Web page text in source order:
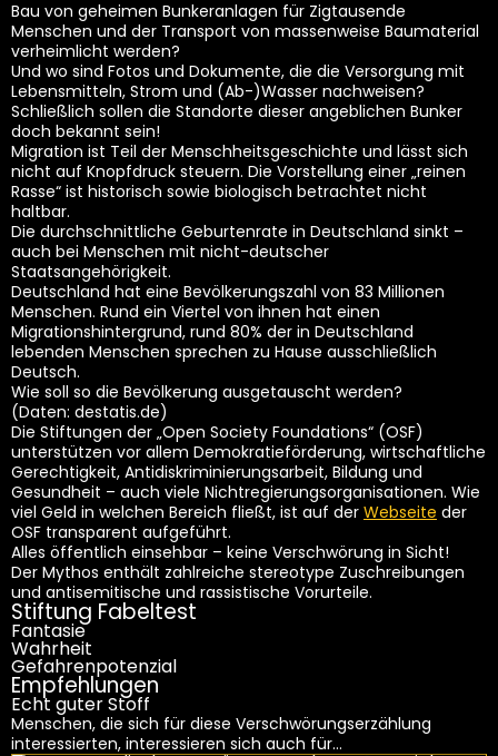
Bau von geheimen Bunkeranlagen für Zigtausende
Menschen und der Transport von massenweise Baumaterial
verheimlicht werden?
Und wo sind Fotos und Dokumente, die die Versorgung mit
Lebensmitteln, Strom und (Ab-)Wasser nachweisen?
Schließlich sollen die Standorte dieser angeblichen Bunker
doch bekannt sein!
Migration ist Teil der Menschheitsgeschichte und lässt sich
nicht auf Knopfdruck steuern. Die Vorstellung einer „reinen
Rasse“ ist historisch sowie biologisch betrachtet nicht
haltbar.
Die durchschnittliche Geburtenrate in Deutschland sinkt –
auch bei Menschen mit nicht-deutscher
Staatsangehörigkeit.
Deutschland hat eine Bevölkerungszahl von 83 Millionen
Menschen. Rund ein Viertel von ihnen hat einen
Migrationshintergrund, rund 80% der in Deutschland
lebenden Menschen sprechen zu Hause ausschließlich
Deutsch.
Wie soll so die Bevölkerung ausgetauscht werden?
(Daten: destatis.de)
Die Stiftungen der „Open Society Foundations“ (OSF)
unterstützen vor allem Demokratieförderung, wirtschaftliche
Gerechtigkeit, Antidiskriminierungsarbeit, Bildung und
Gesundheit – auch viele Nichtregierungsorganisationen. Wie
viel Geld in welchen Bereich fließt, ist auf der Webseite der
OSF transparent aufgeführt.
Alles öffentlich einsehbar – keine Verschwörung in Sicht!
Der Mythos enthält zahlreiche stereotype Zuschreibungen
und antisemitische und rassistische Vorurteile.
Stiftung Fabeltest
Fantasie
Wahrheit
Gefahrenpotenzial
Empfehlungen
Echt guter Stoff
Menschen, die sich für diese Verschwörungserzählung
interessierten, interessieren sich auch für…